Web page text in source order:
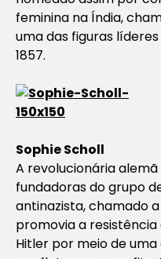
feminina na Índia,
uma das figuras
1857.
Sophie Scholl
A revolucionária alemã
fundadoras do grupo
antinazista, chamado a
promovia a
Hitler por meio de